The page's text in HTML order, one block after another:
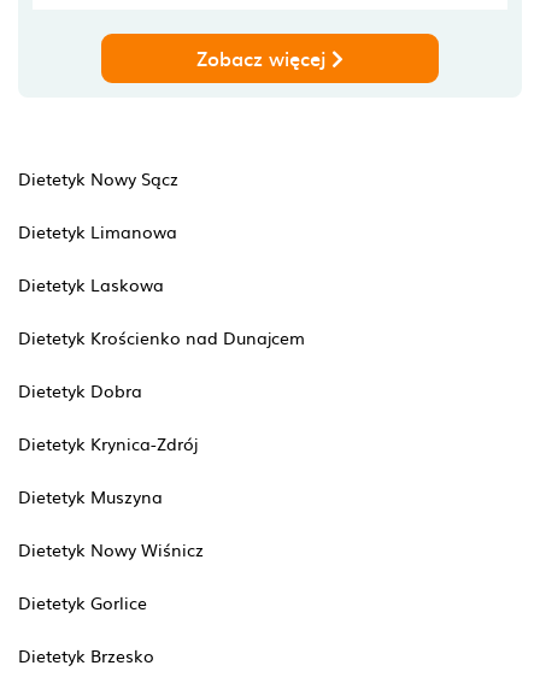
Zobacz więcej
Dietetyk Nowy Sącz
Dietetyk Limanowa
Dietetyk Laskowa
Dietetyk Krościenko nad Dunajcem
Dietetyk Dobra
Dietetyk Krynica-Zdrój
Dietetyk Muszyna
Dietetyk Nowy Wiśnicz
Dietetyk Gorlice
Dietetyk Brzesko